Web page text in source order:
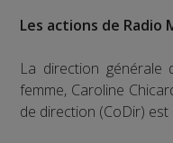
Les actions de Radio
La direction
femme, Caroline
de direction (CoDir)